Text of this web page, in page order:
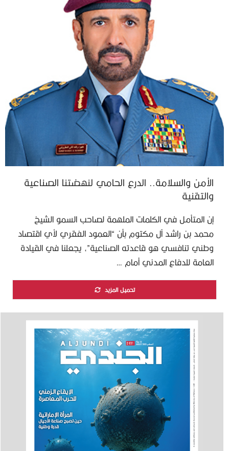
الأمن والسلامة.. الدرع الحامي لنهضتنا الصناعية
والتقنية
إن المتأمل في الكلمات الملهمة لصاحب السمو الشيخ
محمد بن راشد آل مكتوم بأن “العمود الفقري لأي اقتصاد
وطني تنافسي هو قاعدته الصناعية”، يجعلنا في القيادة
العامة للدفاع المدني أمام …
تحميل المزيد